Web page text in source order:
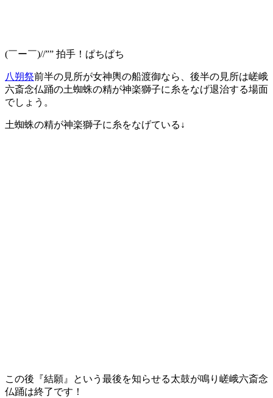
(￣ー￣)//”” 拍手！ぱちぱち
八朔祭前半の見所が女神輿の船渡御なら、後半の見所は嵯峨
六斎念仏踊の土蜘蛛の精が神楽獅子に糸をなげ退治する場面
でしょう。
土蜘蛛の精が神楽獅子に糸をなげている↓
この後『結願』という最後を知らせる太鼓が鳴り嵯峨六斎念
仏踊は終了です！